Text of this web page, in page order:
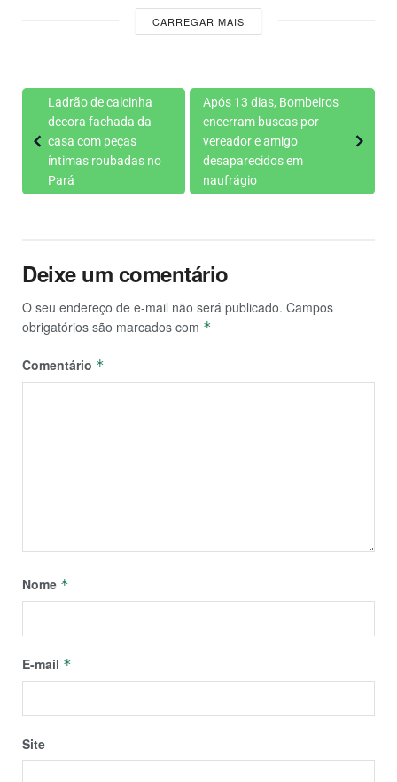
CARREGAR MAIS
Ladrão de calcinha
decora fachada da
casa com peças
íntimas roubadas no
Pará
Após 13 dias, Bombeiros
encerram buscas por
vereador e amigo
desaparecidos em
naufrágio
Deixe um comentário
O seu endereço de e-mail não será publicado. Campos
obrigatórios são marcados com *
Comentário *
Nome *
E-mail *
Site